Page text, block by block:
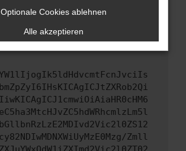
uns bitte. Wir werden
das Problem zu beheben. Du kannst
Text schicken, um uns bei der
Zmll
Optionale Cookies ablehnen
Alle akzeptieren